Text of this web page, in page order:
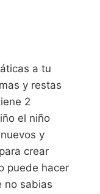
a tu
y restas
2
el niño
y
crear
puede hacer
no sabias